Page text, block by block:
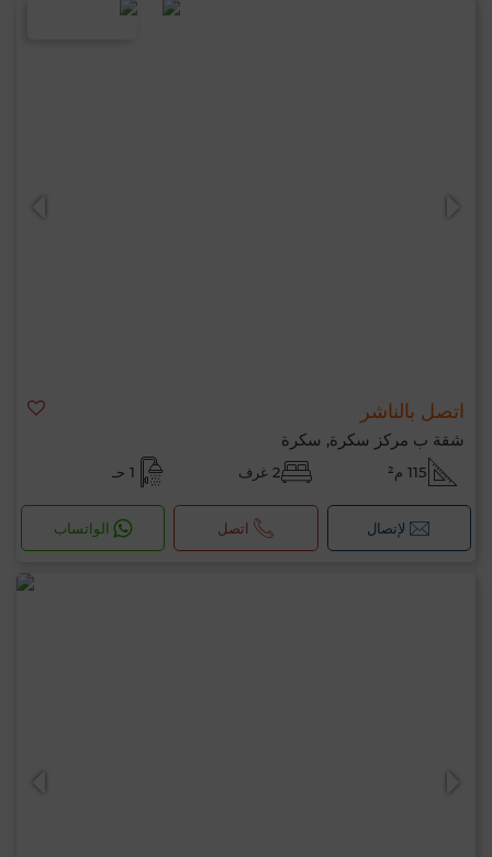
اتصل بالناشر
شقة ب مركز سكرة, سكرة
115 م² 2 غرف 1 حـ
لإتصال اتصل الواتساب